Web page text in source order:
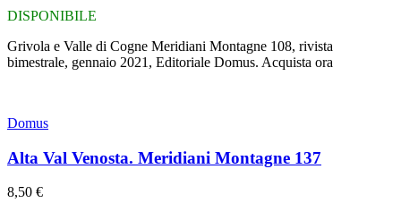
DISPONIBILE
Grivola e Valle di Cogne Meridiani Montagne 108, rivista
bimestrale, gennaio 2021, Editoriale Domus. Acquista ora
Domus
Alta Val Venosta. Meridiani Montagne 137
8,50 €